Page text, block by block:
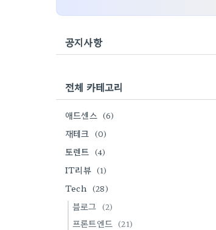
공지사항
전체 카테고리
애드센스 (6)
재테크 (0)
토렌트 (4)
IT리뷰 (1)
Tech (28)
블로그 (2)
프론트엔드 (21)